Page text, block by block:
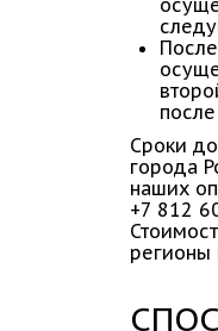
Сроки
города
наших
+7 812
регионы